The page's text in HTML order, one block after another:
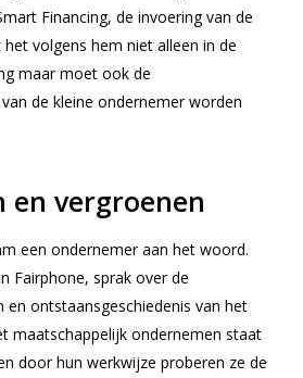
Financing, de invoering van de
volgens hem niet alleen in de
maar moet ook de
de kleine ondernemer worden
en vergroenen
een ondernemer aan het woord.
Fairphone, sprak over de
en ontstaansgeschiedenis van het
maatschappelijk ondernemen staat
door hun werkwijze proberen ze de